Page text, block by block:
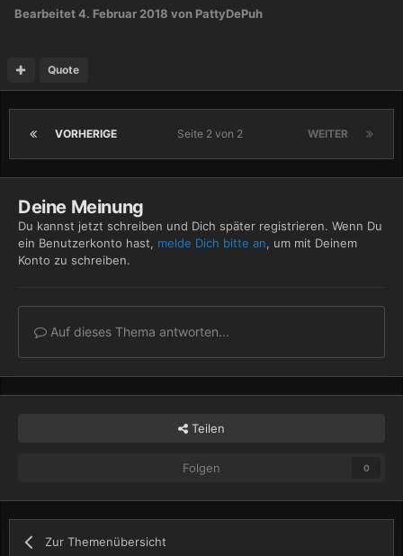
Bearbeitet4. Februar 2018 von PattyDePuh
Quote
VORHERIGE WEITER
Seite 2 von 2
Deine Meinung
Du kannst jetzt schreiben und Dich später registrieren. Wenn Du
ein Benutzerkonto hast, melde Dich bitte an, um mit Deinem
Konto zu schreiben.
Auf dieses Thema antworten...
Teilen
Folgen 0
Zur Themenübersicht